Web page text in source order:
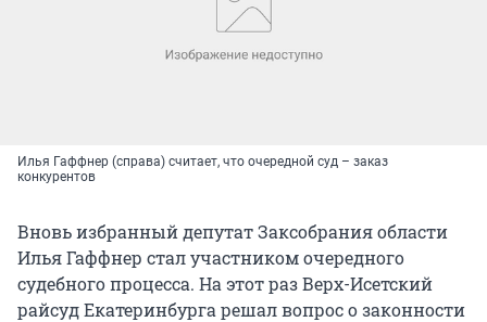
Илья Гаффнер (справа) считает, что очередной суд – заказ
конкурентов
Вновь избранный депутат Заксобрания области
Илья Гаффнер стал участником очередного
судебного процесса. На этот раз Верх-Исетский
райсуд Екатеринбурга решал вопрос о законности